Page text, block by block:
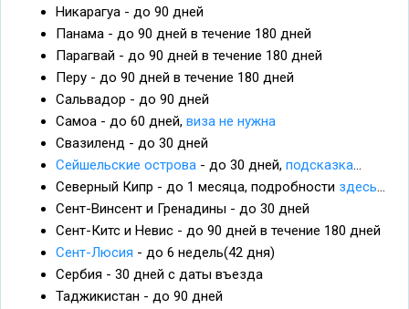
Никарагуа - до 90 дней
Панама - до 90 дней в течение 180 дней
Парагвай - до 90 дней в течение 180 дней
Перу - до 90 дней в течение 180 дней
Сальвадор - до 90 дней
Самоа - до 60 дней, виза не нужна
Свазиленд - до 30 дней
Сейшельские острова - до 30 дней, подсказка...
Северный Кипр - до 1 месяца, подробности здесь...
Сент-Винсент и Гренадины - до 30 дней
Сент-Китс и Невис - до 90 дней в течение 180 дней
Сент-Люсия - до 6 недель(42 дня)
Сербия - 30 дней с даты въезда
Таджикистан - до 90 дней